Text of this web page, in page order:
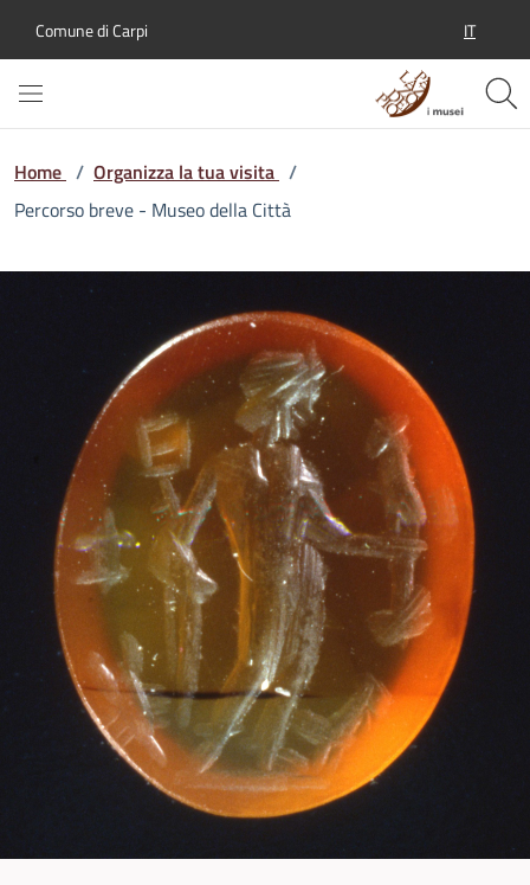
Comune di Carpi IT
Home / Organizza la tua visita /
Percorso breve - Museo della Città